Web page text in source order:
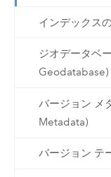
インデックス
ジオデータベ
Geodatabase)
バージョン メ
Metadata)
バージョン テ